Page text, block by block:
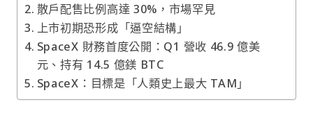
散戶配售比例高達 30%，市場罕見
上市初期恐形成「逼空結構」
SpaceX 財務首度公開：Q1 營收 46.9 億美
元、持有 14.5 億鎂 BTC
SpaceX：目標是「人類史上最大 TAM」